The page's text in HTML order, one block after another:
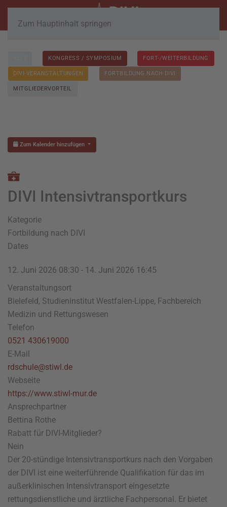
Zum Hauptinhalt springen
KONGRESS / SYMPOSIUM FORT-/WEITERBILDUNG
DIVI-VERANSTALTUNGEN FORTBILDUNG NACH DIVI
MITGLIEDERVORTEIL
Zum Kalender hinzufügen
DIVI Intensivtransportkurs
Kategorie
Fortbildung nach DIVI
Dates
12. Juni 2026 08:30 - 14. Juni 2026 16:45
Veranstaltungsort
Bielefeld, Studieninstitut Westfalen-Lippe, Fachbereich
Medizin und Rettungswesen
Telefon
0521 430619000
E-Mail
rdschule@stiwl.de
Webseite
https://www.stiwl-mur.de
Ansprechpartner
Bettina Rothe
Rabatt für DIVI-Mitglieder?
Nein
Der 20-stündige Intensivtransportkurs nach den Vorgaben
der DIVI ist eine weiterführende Qualifikation für das im
außerklinischen Intensivtransport eingesetzte
rettungsdienstliche und ärztliche Fachpersonal. Er bietet